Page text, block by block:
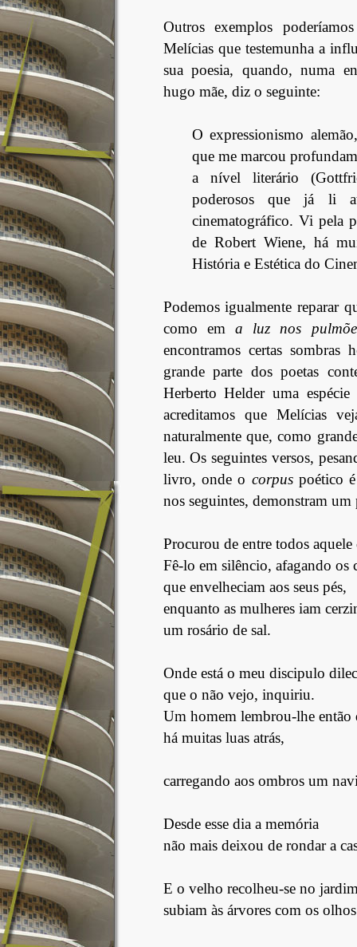
Outros exemplos
Melícias que testemunha a
sua poesia, quando, numa
hugo mãe, diz o seguinte:
O expressionismo
que me marcou
a nível literário
poderosos que já li
cinematográfico. Vi pela
de Robert Wiene, há
História e Estética do
Podemos igualmente reparar
como em a luz nos
encontramos certas sombras
grande parte dos poetas
Herberto Helder uma
acreditamos que Melícias
naturalmente que, como
leu. Os seguintes versos,
livro, onde o corpuspoético é
nos seguintes, demonstram um
Procurou de entre todos aquele
Fê-lo em silêncio, afagando os
que envelheciam aos seus pés,
enquanto as mulheres iam
um rosário de sal.
Onde está o meu discipulo
que o não vejo, inquiriu.
Um homem lembrou-lhe então
há muitas luas atrás,
carregando aos ombros um
Desde esse dia a memória
não mais deixou de rondar a
E o velho recolheu-se no
subiam às árvores com os